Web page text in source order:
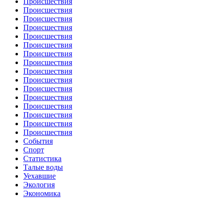
Происшествия
Происшествия
Происшествия
Происшествия
Происшествия
Происшествия
Происшествия
Происшествия
Происшествия
Происшествия
Происшествия
Происшествия
Происшествия
Происшествия
Происшествия
События
Спорт
Статистика
Талые воды
Уехавшие
Экология
Экономика